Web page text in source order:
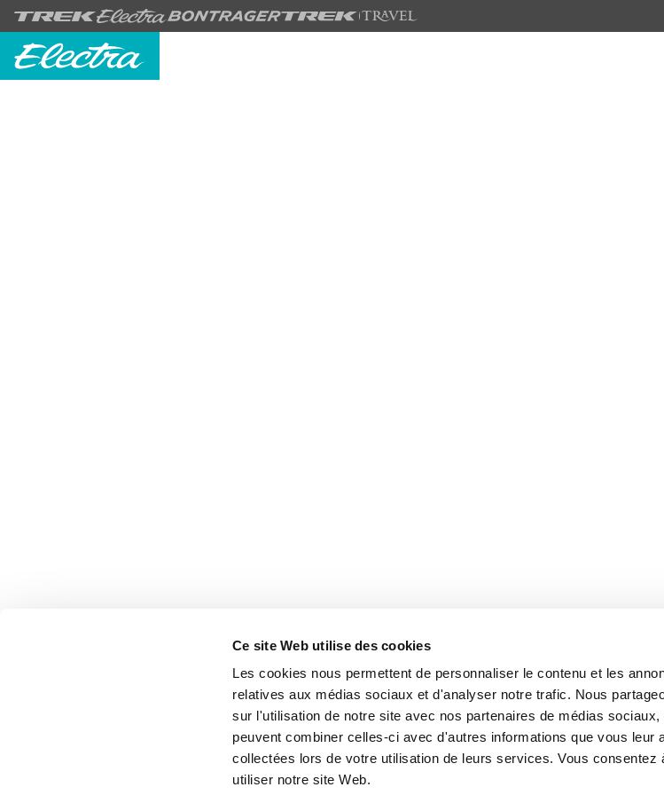
Ce site Web utilise des cookies
Les cookies nous permettent de personnaliser le contenu et les
relatives aux médias sociaux et d'analyser notre trafic. Nous
sur l'utilisation de notre site avec nos partenaires de médias
peuvent combiner celles-ci avec d'autres informations que vous leur
collectées lors de votre utilisation de leurs services. Vous
utiliser notre site Web.